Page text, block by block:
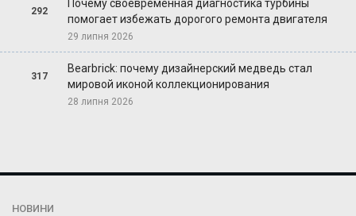
292
Почему своевременная диагностика турбины
помогает избежать дорогого ремонта двигателя
29 липня 2026
317
Bearbrick: почему дизайнерский медведь стал
мировой иконой коллекционирования
28 липня 2026
НОВИНИ